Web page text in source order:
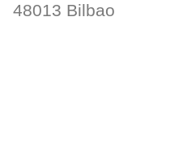
48013 Bilbao